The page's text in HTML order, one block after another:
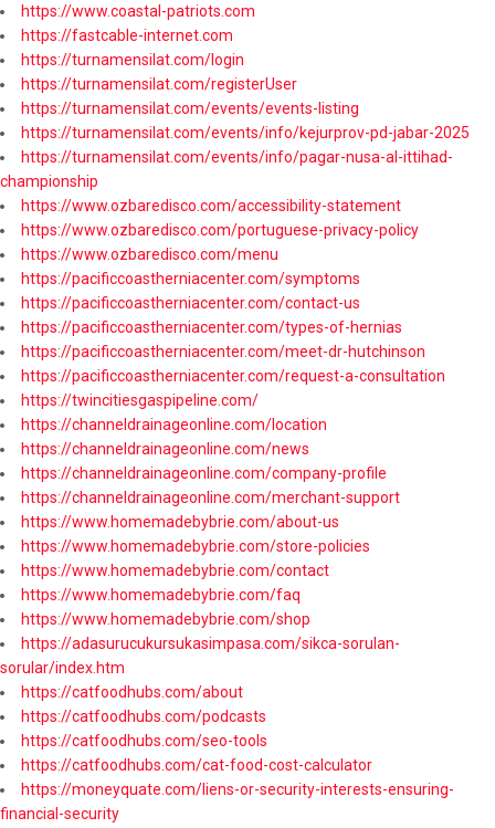
https://www.coastal-patriots.com
https://fastcable-internet.com
https://turnamensilat.com/login
https://turnamensilat.com/registerUser
https://turnamensilat.com/events/events-listing
https://turnamensilat.com/events/info/kejurprov-pd-jabar-2025
https://turnamensilat.com/events/info/pagar-nusa-al-ittihad-
championship
https://www.ozbaredisco.com/accessibility-statement
https://www.ozbaredisco.com/portuguese-privacy-policy
https://www.ozbaredisco.com/menu
https://pacificcoastherniacenter.com/symptoms
https://pacificcoastherniacenter.com/contact-us
https://pacificcoastherniacenter.com/types-of-hernias
https://pacificcoastherniacenter.com/meet-dr-hutchinson
https://pacificcoastherniacenter.com/request-a-consultation
https://twincitiesgaspipeline.com/
https://channeldrainageonline.com/location
https://channeldrainageonline.com/news
https://channeldrainageonline.com/company-profile
https://channeldrainageonline.com/merchant-support
https://www.homemadebybrie.com/about-us
https://www.homemadebybrie.com/store-policies
https://www.homemadebybrie.com/contact
https://www.homemadebybrie.com/faq
https://www.homemadebybrie.com/shop
https://adasurucukursukasimpasa.com/sikca-sorulan-
sorular/index.htm
https://catfoodhubs.com/about
https://catfoodhubs.com/podcasts
https://catfoodhubs.com/seo-tools
https://catfoodhubs.com/cat-food-cost-calculator
https://moneyquate.com/liens-or-security-interests-ensuring-
financial-security